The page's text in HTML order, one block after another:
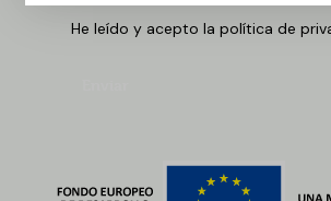
He leído y acepto la política de